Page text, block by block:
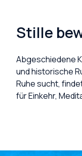
Stille
Abgeschiedene
und historische
Ruhe sucht,
für Einkehr,